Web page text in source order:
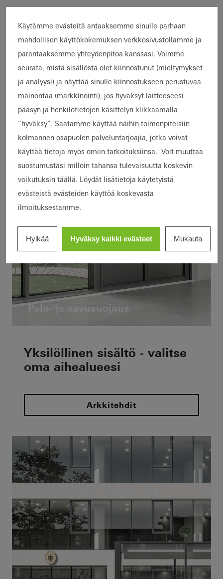
oma aihealueesi
Arkkitehdit
Valmistajat
Palo- ja savusuojaus
Yksilöllinen sisältö - valitse
oma aihealueesi
Arkkitehdit
Käytämme evästeitä antaaksemme sinulle parhaan
mahdollisen käyttökokemuksen verkkosivustollamme ja
parantaaksemme yhteydenpitoa kanssasi. Voimme
seurata, mistä sisällöstä olet kiinnostunut (mieltymykset
ja analyysi) ja näyttää sinulle kiinnostukseen perustuvaa
mainontaa (markkinointi), jos hyväksyt laitteeseesi
pääsyn ja henkilötietojen käsittelyn klikkaamalla
”hyväksy”. Saatamme käyttää näihin toimenpiteisiin
kolmannen osapuolen palveluntarjoajia, jotka voivat
käyttää tietoja myös omiin tarkoituksiinsa. Voit muuttaa
suostumustasi milloin tahansa tulevaisuutta koskevin
vaikutuksin täällä. Löydät lisätietoja käytetyistä
evästeistä evästeiden käyttöä koskevasta
ilmoituksestamme.
Hylkää Hyväksy kaikki evästeet Mukauta